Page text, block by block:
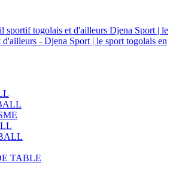
Djena Sport | le
- Djena Sport | le sport togolais en
TABLE